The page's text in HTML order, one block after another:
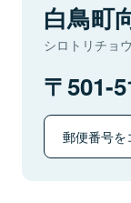
白鳥町
シロトリチョ
501-
郵便番号を